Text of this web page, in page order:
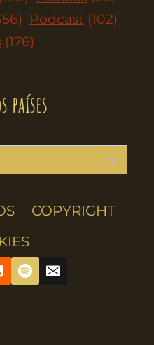
Podcast (102)
(176)
países
COPYRIGHT